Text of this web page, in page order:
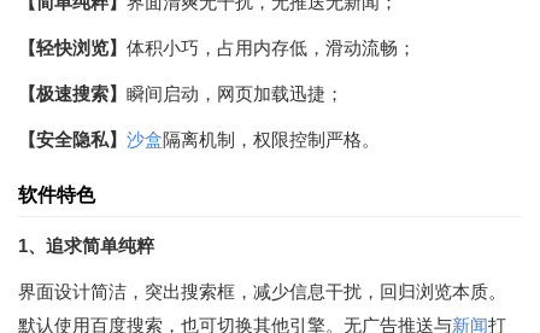
【轻快浏览】 体积小巧，占用内存低，滑动流畅；
【极速搜索】 瞬间启动，网页加载迅捷；
【安全隐私】 沙盒隔离机制，权限控制严格。
软件特色
1、追求简单纯粹
界面设计简洁，突出搜索框，减少信息干扰，回归浏览本质。
默认使用百度搜索，也可切换其他引擎。无广告推送与新闻打